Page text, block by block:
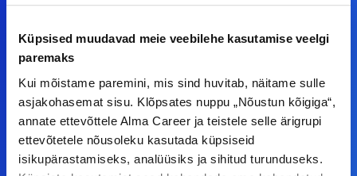
Küpsised muudavad meie veebilehe kasutamise veelgi
paremaks
Kui mõistame paremini, mis sind huvitab, näitame sulle
asjakohasemat sisu. Klõpsates nuppu „Nõustun kõigiga“,
annate ettevõttele Alma Career ja teistele selle ärigrupi
ettevõtetele nõusoleku kasutada küpsiseid
isikupärastamiseks, analüüsiks ja sihitud turunduseks.
Tööelublogi.ee lehelt leiad kõik vajaliku, et olla
kursis tööturu uudistega. Kui sul on
ettepanekuid erinevate teemade osas või soovid
teha koostööd, siis võta meiega julgelt ühendust.